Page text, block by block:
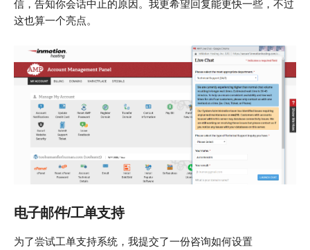
信，告知你会话中止的原因。我更希望回复能更快一些，不过
这也算一个亮点。
电子邮件/工单支持
为了尝试工单支持系统，我提交了一份咨询如何设置